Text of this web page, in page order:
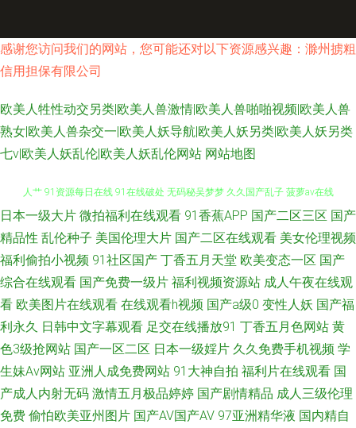
感谢您访问我们的网站，您可能还对以下资源感兴趣：滁州掳粗
信用担保有限公司
欧美人牲性动交另类|欧美人兽激情|欧美人兽啪啪视频|欧美人兽
熟女|欧美人兽杂交一|欧美人妖导航|欧美人妖另类|欧美人妖另类
七v|欧美人妖乱伦|欧美人妖乱伦网站 网站地图
国产第一码页 免费三级网 91系列在线视频 超碰性导航 日本欧美色图 久久伊
人艹 91资源每日在线 91在线破处 无码秘吴梦梦 久久国产乱子 菠萝av在线
91少妇福利 午夜社区视频 女同喷水 久草福利资源 97精品 色中色综合色图
久草97 免费看黄大全 在线导航福利AV 丝袜91窝 国产视频青青操 欧美天天
激情 午夜福利老司机 91午夜在 高清肏屄宅女 久久艹逼 欧美aa 日本激情综
合 午夜性爱影院 91蜜桃在线看 超碰夜夜肏 豆花91女人 精品自拍4 内射少妇
日本一级大片 微拍福利在线观看 91香蕉APP 国产二区三区 国产
精品性 乱伦种子 美国伦理大片 国产二区在线观看 美女伦理视频
福利偷拍小视频 91社区国产 丁香五月天堂 欧美变态一区 国产
综合在线观看 国产免费一级片 福利视频资源站 成人午夜在线观
看 欧美图片在线观看 在线观看h视频 国产a级0 变性人妖 国产福
利永久 日韩中文字幕观看 足交在线播放91 丁香五月色网站 黄
色3级抢网站 国产一区二区 日本一级婬片 久久免费手机视频 学
生妹Av网站 亚洲人成免费网站 91大神自拍 福利片在线观看 国
产成人内射无码 激情五月极品婷婷 国产剧情精品 成人三级伦理
免费 偷怕欧美亚州图片 国产AV国产AV 97亚洲精华液 国内精自